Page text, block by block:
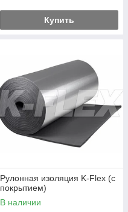
Купить
Рулонная изоляция K-Flex (с
покрытием)
В наличии